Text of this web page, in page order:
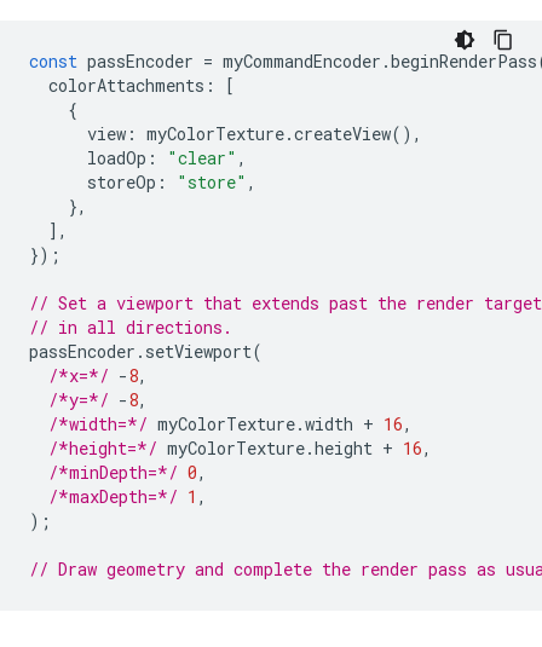
const passEncoder = myCommandEncoder .beginRenderPass
colorAttachments :
[
{
view : myColorTexture.createView(),
loadOp : "clear" ,
storeOp : "store" ,
},
],
});
// Set a viewport that extends past the render
// in all directions.
passEncoder . setViewport(
/*x=*/ -8,
/*y=*/ -8,
/*width=*/ myColorTexture.width + 16,
/*height=*/ myColorTexture.height + 16,
/*minDepth=*/ 0,
/*maxDepth=*/ 1 ,
);
// Draw geometry and complete the render pass as